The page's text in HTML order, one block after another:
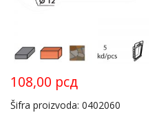
108,00 рсд
Šifra proizvoda: 0402060